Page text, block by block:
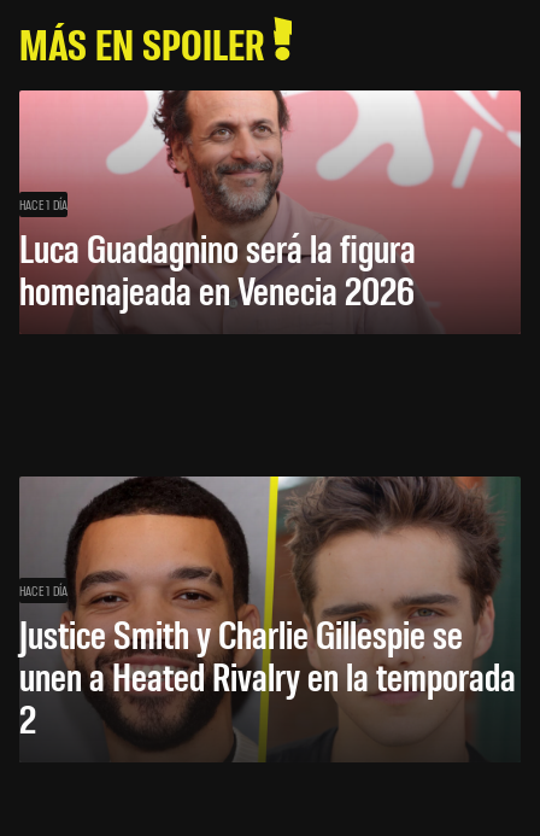
MÁS EN SPOILER
HACE 1 DÍA
Luca Guadagnino será la figura
homenajeada en Venecia 2026
HACE 1 DÍA
Justice Smith y Charlie Gillespie se
unen a Heated Rivalry en la temporada
2